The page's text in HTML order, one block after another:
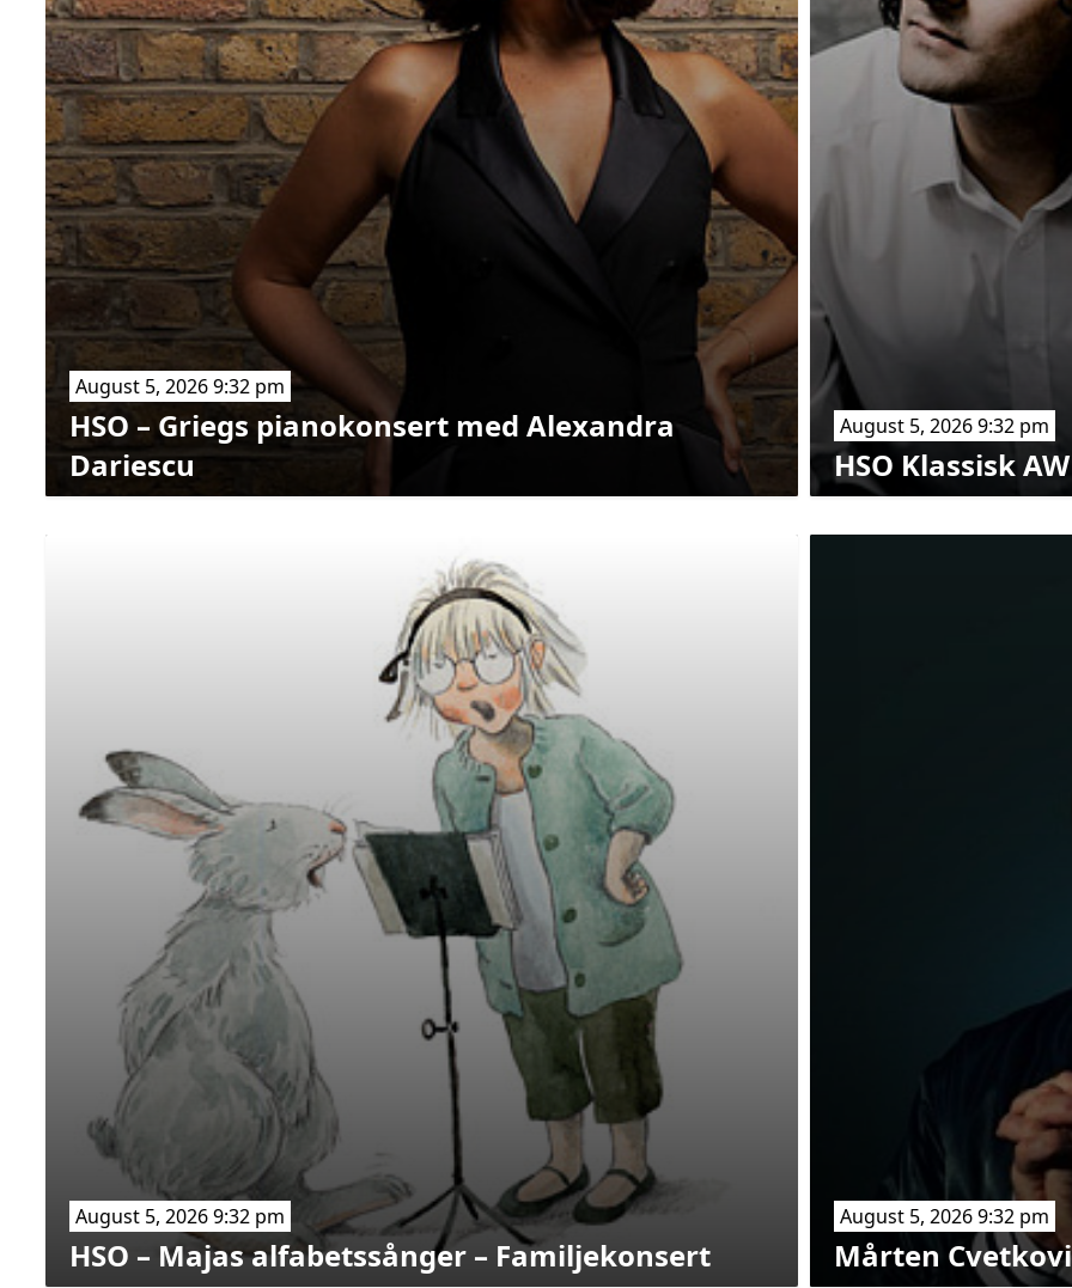
August 5, 2026 9:32 pm
HSO – Griegs pianokonsert med Alexandra
Dariescu
August 5, 2026 9:32 pm
HSO Klassisk
August 5, 2026 9:32 pm
HSO – Majas alfabetssånger – Familjekonsert
August 5, 2026 9:32 pm
Mårten